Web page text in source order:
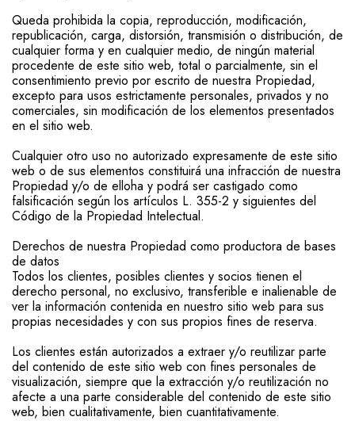
Queda prohibida la copia, reproducción, modificación,
republicación, carga, distorsión, transmisión o distribución, de
cualquier forma y en cualquier medio, de ningún material
procedente de este sitio web, total o parcialmente, sin el
consentimiento previo por escrito de nuestra Propiedad,
excepto para usos estrictamente personales, privados y no
comerciales, sin modificación de los elementos presentados
en el sitio web.
Cualquier otro uso no autorizado expresamente de este sitio
web o de sus elementos constituirá una infracción de nuestra
Propiedad y/o de elloha y podrá ser castigado como
falsificación según los artículos L. 355-2 y siguientes del
Código de la Propiedad Intelectual.
Derechos de nuestra Propiedad como productora de bases
de datos
Todos los clientes, posibles clientes y socios tienen el
derecho personal, no exclusivo, transferible e inalienable de
ver la información contenida en nuestro sitio web para sus
propias necesidades y con sus propios fines de reserva.
Los clientes están autorizados a extraer y/o reutilizar parte
del contenido de este sitio web con fines personales de
visualización, siempre que la extracción y/o reutilización no
afecte a una parte considerable del contenido de este sitio
web, bien cualitativamente, bien cuantitativamente.